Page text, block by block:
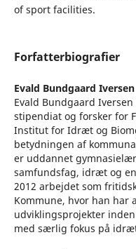
of sport facilities.
Forfatterbiografier
Evald Bundgaard Iversen
Evald Bundgaard
stipendiat og forsker for
Institut for Idræt og
betydningen af
er uddannet
samfundsfag, idræt og
2012 arbejdet som
Kommune, hvor han har
udviklingsprojekter
med særlig fokus på